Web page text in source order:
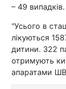
– 49 випадків.
"Усього в
лікуються
дитини. 322
отримують
апаратами